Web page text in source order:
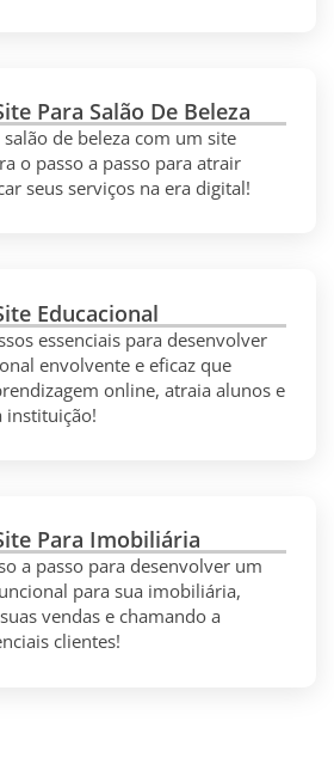
Para Salão De Beleza
de beleza com um site
o passo a passo para atrair
seus serviços na era digital!
Educacional
essenciais para desenvolver
envolvente e eficaz que
online, atraia alunos e
instituição!
Para Imobiliária
a passo para desenvolver um
para sua imobiliária,
vendas e chamando a
clientes!